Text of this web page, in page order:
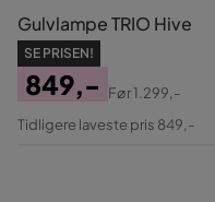
Gulvlampe TRIO Hive
SE PRISEN!
Pris
849,-
Original
Før1.299,-
Tidligere laveste pris 849,-